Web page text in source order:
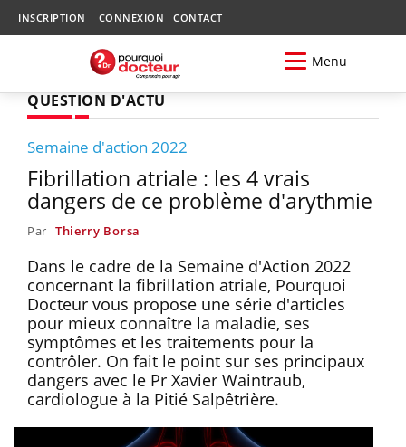
INSCRIPTION CONNEXION CONTACT
Menu
QUESTION D'ACTU
Semaine d'action 2022
Fibrillation atriale : les 4 vrais
dangers de ce problème d'arythmie
Par Thierry Borsa
Dans le cadre de la Semaine d'Action 2022
concernant la fibrillation atriale, Pourquoi
Docteur vous propose une série d'articles
pour mieux connaître la maladie, ses
symptômes et les traitements pour la
contrôler. On fait le point sur ses principaux
dangers avec le Pr Xavier Waintraub,
cardiologue à la Pitié Salpêtrière.